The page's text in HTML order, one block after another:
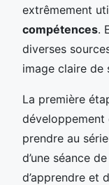
extrêmement
compétences.
diverses
image claire de
La première
développement
prendre au
d’une séance
d’apprendre et